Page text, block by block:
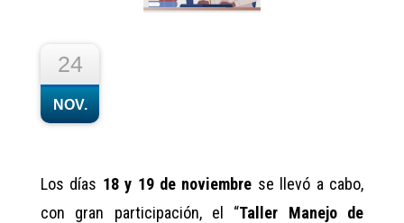
24
NOV.
Los días 18 y 19 de noviembre se llevó a cabo,
con gran participación, el “Taller Manejo de